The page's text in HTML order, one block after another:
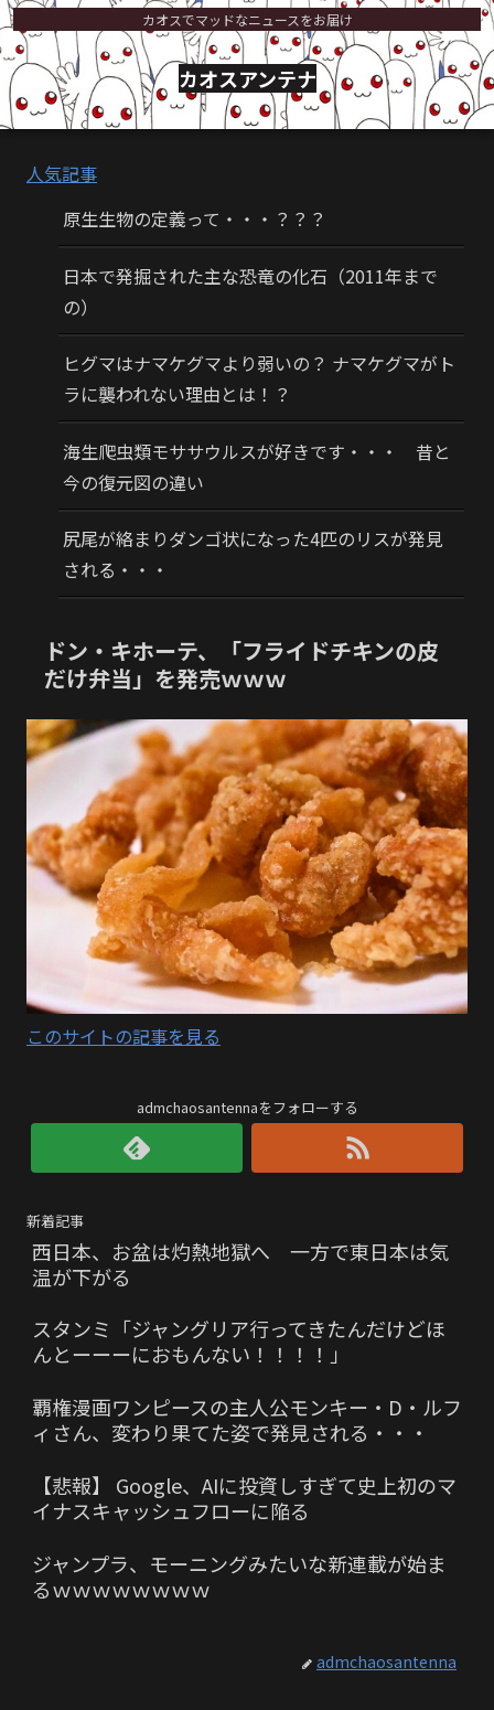
カオスでマッドなニュースをお届け
カオスアンテナ
人気記事
原生生物の定義って・・・？？？
日本で発掘された主な恐竜の化石（2011年まで
の）
ヒグマはナマケグマより弱いの？ ナマケグマがト
ラに襲われない理由とは！？
海生爬虫類モササウルスが好きです・・・ 昔と
今の復元図の違い
尻尾が絡まりダンゴ状になった4匹のリスが発見
される・・・
ドン・キホーテ、「フライドチキンの皮
だけ弁当」を発売ｗｗｗ
このサイトの記事を見る
admchaosantennaをフォローする
新着記事
西日本、お盆は灼熱地獄へ 一方で東日本は気
温が下がる
スタンミ「ジャングリア行ってきたんだけどほ
んとーーーにおもんない！！！！」
覇権漫画ワンピースの主人公モンキー・D・ルフ
ィさん、変わり果てた姿で発見される・・・
【悲報】 Google、AIに投資しすぎて史上初のマ
イナスキャッシュフローに陥る
ジャンプラ、モーニングみたいな新連載が始ま
るｗｗｗｗｗｗｗｗ
admchaosantenna